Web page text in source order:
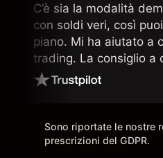
C’è sia la modalità
con soldi veri, così
piano. Mi ha aiutato a
trading. La consiglio a
esperienza.
Sono riportate le nostre
prescrizioni del GDPR.